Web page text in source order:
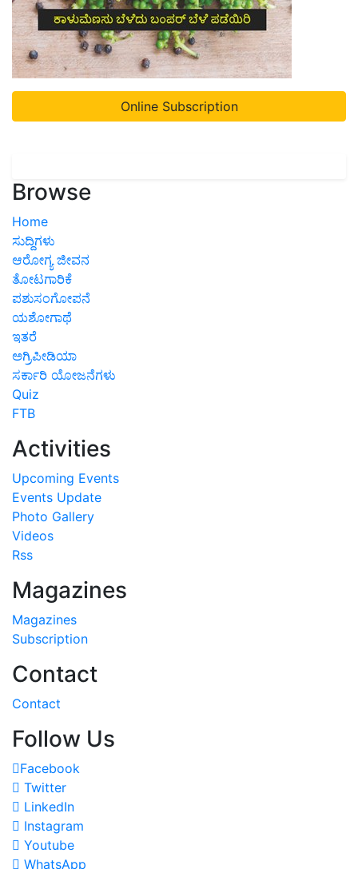
Online Subscription
Browse
Home
ಸುದ್ದಿಗಳು
ಆರೋಗ್ಯ ಜೀವನ
ತೋಟಗಾರಿಕೆ
ಪಶುಸಂಗೋಪನೆ
ಯಶೋಗಾಥೆ
ಇತರೆ
ಅಗ್ರಿಪೀಡಿಯಾ
ಸರ್ಕಾರಿ ಯೋಜನೆಗಳು
Quiz
FTB
Activities
Upcoming Events
Events Update
Photo Gallery
Videos
Rss
Magazines
Magazines
Subscription
Contact
Contact
Follow Us
Facebook
Twitter
LinkedIn
Instagram
Youtube
WhatsApp